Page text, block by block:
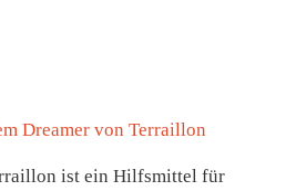
Dreamer von Terraillon
ist ein Hilfsmittel für